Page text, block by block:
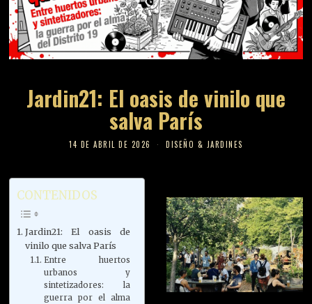
Jardin21: El oasis de vinilo que
salva París
14 DE ABRIL DE 2026 DISEÑO & JARDINES
CONTENIDOS
Jardin21: El oasis de
vinilo que salva París
Entre huertos
urbanos y
sintetizadores: la
guerra por el alma